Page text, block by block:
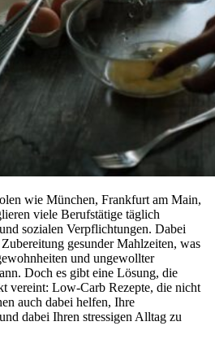
wie München, Frankfurt am Main,
viele Berufstätige täglich
sozialen Verpflichtungen. Dabei
gesunder Mahlzeiten, was
und ungewollter
Doch es gibt eine Lösung, die
vereint: Low-Carb Rezepte, die nicht
auch dabei helfen, Ihre
dabei Ihren stressigen Alltag zu